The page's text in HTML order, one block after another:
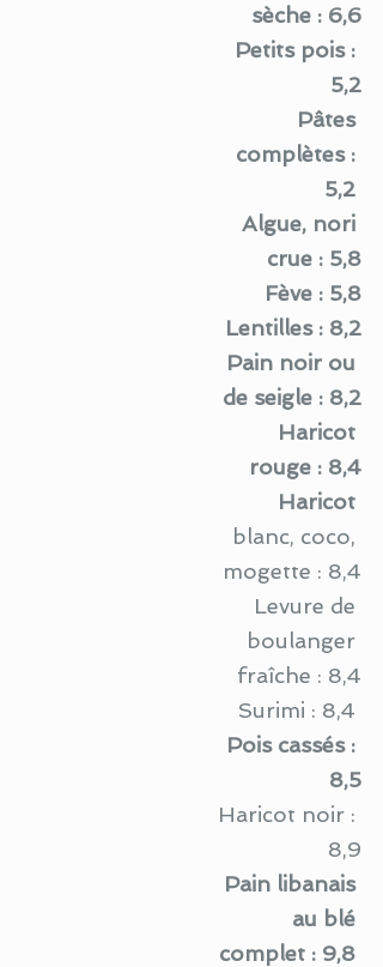
sèche : 6,6
Petits pois :
5,2
complètes :
5,2
Algue, nori
crue : 5,8
Fève : 5,8
Lentilles : 8,2
Pain noir ou
de seigle : 8,2
Haricot
rouge : 8,4
Haricot
blanc, coco,
mogette : 8,4
Levure de
boulanger
fraîche : 8,4
Surimi : 8,4
Pois cassés :
8,5
Haricot noir :
8,9
Pain libanais
au blé
complet : 9,8